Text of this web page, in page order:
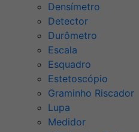
Densímetro
Detector
Durômetro
Escala
Esquadro
Estetoscópio
Graminho Riscador
Lupa
Medidor